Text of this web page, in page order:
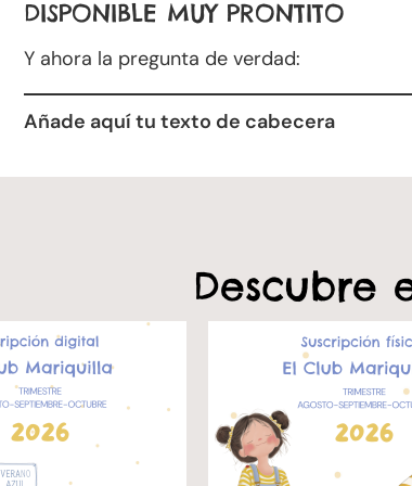
DISPONIBLE MUY PRONTITO
Y ahora la pregunta de verdad:
Añade aquí tu texto de cabecera
Descubre